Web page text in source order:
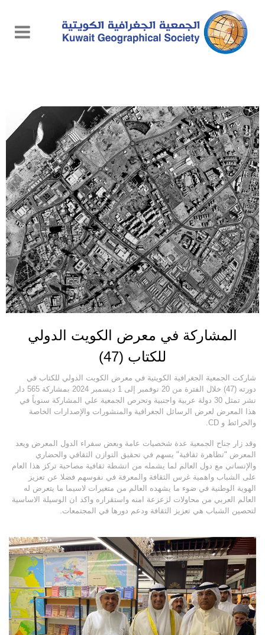
المشاركة في معرض الكويت الدولي
للكتاب (47)
شاركت الجمعية الجغرافية الكويتية في معرض الكويت الدولي للكتاب في
دورته (47) خلال الفترة من 20 نوفمبر إلى 1 ديسمبر 2024 بمشاركة 565 دار
نشر تمثل 30 دولة عربية واجنبية وتحرص الجمعية علي المشاركة سنوياً في
هذا المعرض لعرض الرسائل الجغرافية والمنشورات والإصدارات الخاصة
والخرائط و CD.
وقد زار جناح الجمعية عدة شخصيات عامة وبعض سفراء الدول المعرض ويعد
المعرض "تظاهرة ثقافية" يسهم في تحقيق التوازن الثقافي والحضاري
والإنساني مع دول العالم لما يشمله من انشطة ثقافية مصاحبة تركز هذا العام
على الشباب واهمية غرس الثقافة والمعرفة في نفوسهم فضلا عن تعزيز
الهوية الوطنية في ضوء ما يشهده العالم من متغيرات لاسيما ما يتعرض له
العالم العربي من محاولات لزعزعة امنه واستقراره واكد ان الوسيلة الاساسية
لتحصين الشباب هي تعزيز الثقافة ودعم دورها في المجتمعات.